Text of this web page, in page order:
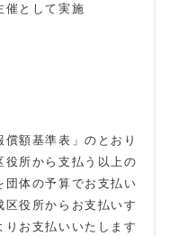
として実施
額基準表」のとおり
所から支払う以上の
体の予算でお支払い
役所からお支払いす
お支払いいたします